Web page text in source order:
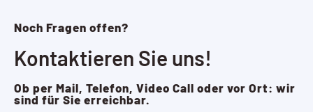
Noch Fragen offen?
Kontaktieren Sie uns!
Ob per Mail, Telefon, Video Call oder vor Ort: wir
sind für Sie erreichbar.